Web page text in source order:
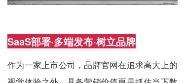
SaaS部署·多端发布·树立品牌
作为一家上市公司，品牌官网在追求高大上的